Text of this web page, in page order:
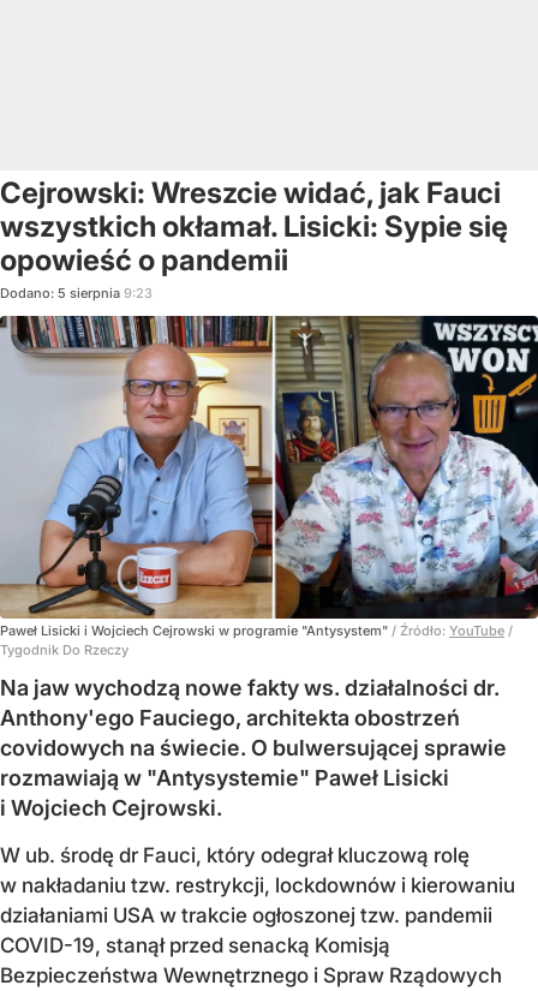
Cejrowski: Wreszcie widać, jak Fauci
wszystkich okłamał. Lisicki: Sypie się
opowieść o pandemii
Dodano: 5 sierpnia 9:23
Paweł Lisicki i Wojciech Cejrowski w programie "Antysystem" / Źródło: YouTube /
Tygodnik Do Rzeczy
Na jaw wychodzą nowe fakty ws. działalności dr.
Anthony'ego Fauciego, architekta obostrzeń
covidowych na świecie. O bulwersującej sprawie
rozmawiają w "Antysystemie" Paweł Lisicki
i Wojciech Cejrowski.
W ub. środę dr Fauci, który odegrał kluczową rolę
w nakładaniu tzw. restrykcji, lockdownów i kierowaniu
działaniami USA w trakcie ogłoszonej tzw. pandemii
COVID-19, stanął przed senacką Komisją
Bezpieczeństwa Wewnętrznego i Spraw Rządowych